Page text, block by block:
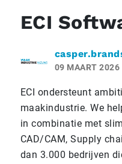
ECI
09 MAART 2026
ECI ondersteunt
maakindustrie. We
in combinatie met
CAD/CAM, Supply
dan 3.000 bedrijven